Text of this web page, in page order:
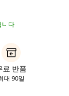
니다
료 반품
대 90일